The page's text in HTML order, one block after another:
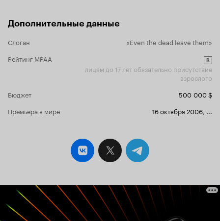
Дополнительные данные
Слоган
«Even the dead leave them»
Рейтинг MPAA
R
лицам до 17 лет обязательно присутствие
взрослого
Бюджет
500 000 $
Премьера в мире
16 октября 2006